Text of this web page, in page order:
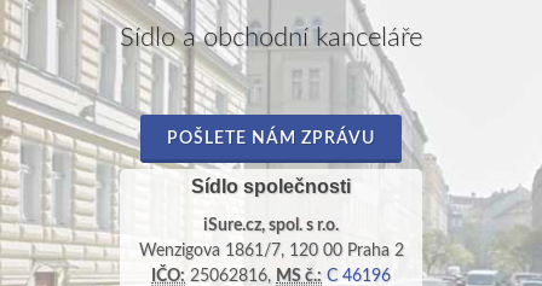
Sídlo a obchodní kanceláře
POŠLETE NÁM ZPRÁVU
Sídlo společnosti
iSure.cz, spol. s r.o.
Wenzigova 1861/7, 120 00 Praha 2
IČO: 25062816, MS č.: C 46196